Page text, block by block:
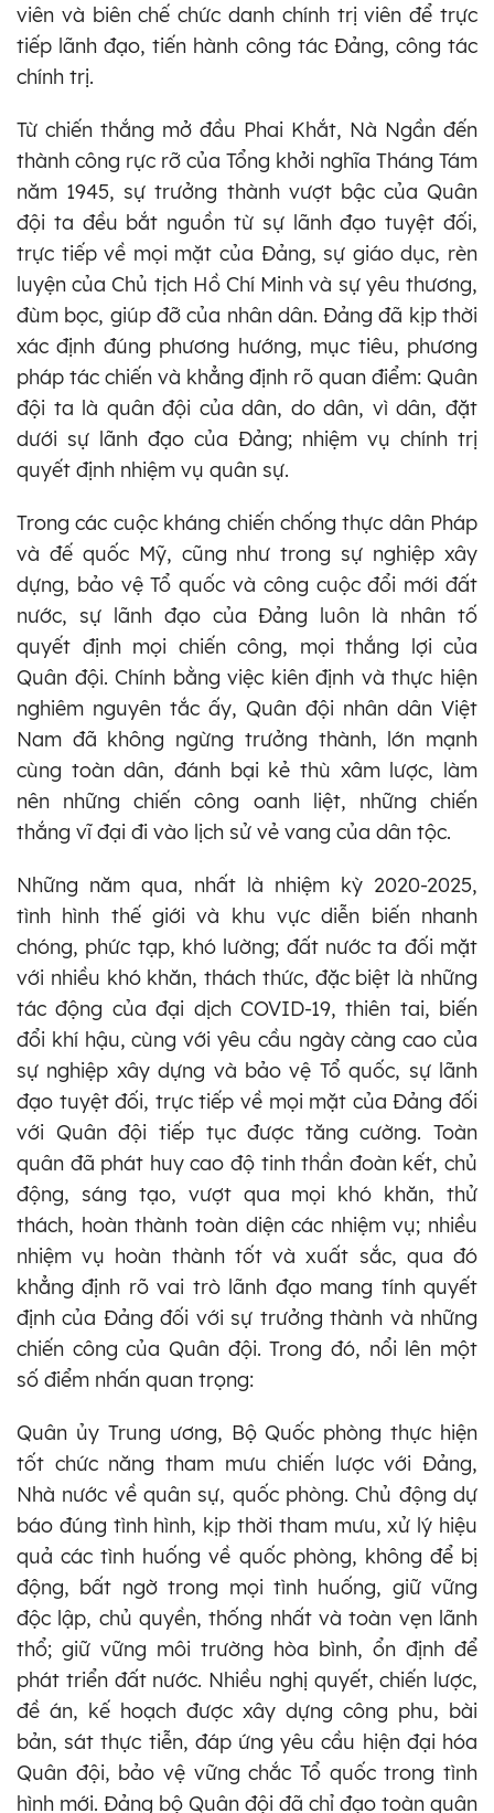
viên và biên chế chức danh chính trị viên để trực
tiếp lãnh đạo, tiến hành công tác Đảng, công tác
chính trị.
Từ chiến thắng mở đầu Phai Khắt, Nà Ngần đến
thành công rực rỡ của Tổng khởi nghĩa Tháng Tám
năm 1945, sự trưởng thành vượt bậc của Quân
đội ta đều bắt nguồn từ sự lãnh đạo tuyệt đối,
trực tiếp về mọi mặt của Đảng, sự giáo dục, rèn
luyện của Chủ tịch Hồ Chí Minh và sự yêu thương,
đùm bọc, giúp đỡ của nhân dân. Đảng đã kịp thời
xác định đúng phương hướng, mục tiêu, phương
pháp tác chiến và khẳng định rõ quan điểm: Quân
đội ta là quân đội của dân, do dân, vì dân, đặt
dưới sự lãnh đạo của Đảng; nhiệm vụ chính trị
quyết định nhiệm vụ quân sự.
Trong các cuộc kháng chiến chống thực dân Pháp
và đế quốc Mỹ, cũng như trong sự nghiệp xây
dựng, bảo vệ Tổ quốc và công cuộc đổi mới đất
nước, sự lãnh đạo của Đảng luôn là nhân tố
quyết định mọi chiến công, mọi thắng lợi của
Quân đội. Chính bằng việc kiên định và thực hiện
nghiêm nguyên tắc ấy, Quân đội nhân dân Việt
Nam đã không ngừng trưởng thành, lớn mạnh
cùng toàn dân, đánh bại kẻ thù xâm lược, làm
nên những chiến công oanh liệt, những chiến
thắng vĩ đại đi vào lịch sử vẻ vang của dân tộc.
Những năm qua, nhất là nhiệm kỳ 2020-2025,
tình hình thế giới và khu vực diễn biến nhanh
chóng, phức tạp, khó lường; đất nước ta đối mặt
với nhiều khó khăn, thách thức, đặc biệt là những
tác động của đại dịch COVID-19, thiên tai, biến
đổi khí hậu, cùng với yêu cầu ngày càng cao của
sự nghiệp xây dựng và bảo vệ Tổ quốc, sự lãnh
đạo tuyệt đối, trực tiếp về mọi mặt của Đảng đối
với Quân đội tiếp tục được tăng cường. Toàn
quân đã phát huy cao độ tinh thần đoàn kết, chủ
động, sáng tạo, vượt qua mọi khó khăn, thử
thách, hoàn thành toàn diện các nhiệm vụ; nhiều
nhiệm vụ hoàn thành tốt và xuất sắc, qua đó
khẳng định rõ vai trò lãnh đạo mang tính quyết
định của Đảng đối với sự trưởng thành và những
chiến công của Quân đội. Trong đó, nổi lên một
số điểm nhấn quan trọng:
Quân ủy Trung ương, Bộ Quốc phòng thực hiện
tốt chức năng tham mưu chiến lược với Đảng,
Nhà nước về quân sự, quốc phòng. Chủ động dự
báo đúng tình hình, kịp thời tham mưu, xử lý hiệu
quả các tình huống về quốc phòng, không để bị
động, bất ngờ trong mọi tình huống, giữ vững
độc lập, chủ quyền, thống nhất và toàn vẹn lãnh
thổ; giữ vững môi trường hòa bình, ổn định để
phát triển đất nước. Nhiều nghị quyết, chiến lược,
đề án, kế hoạch được xây dựng công phu, bài
bản, sát thực tiễn, đáp ứng yêu cầu hiện đại hóa
Quân đội, bảo vệ vững chắc Tổ quốc trong tình
hình mới. Đảng bộ Quân đội đã chỉ đạo toàn quân